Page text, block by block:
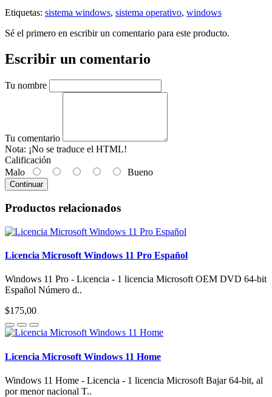
Etiquetas: sistema windows, sistema operativo, windows
Sé el primero en escribir un comentario para este producto.
Escribir un comentario
Tu nombre
Tu comentario
Nota: ¡No se traduce el HTML!
Calificación
Malo
Bueno
Continuar
Productos relacionados
Licencia Microsoft Windows 11 Pro Español
Windows 11 Pro - Licencia - 1 licencia Microsoft OEM DVD 64-bit
Español Número d..
$175,00
Licencia Microsoft Windows 11 Home
Windows 11 Home - Licencia - 1 licencia Microsoft Bajar 64-bit, al
por menor nacional T..